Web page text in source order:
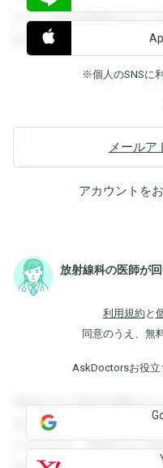
すると回答を閲覧するこ
覧することができます。
※個人のSNSに
メールア
アカウントを
放射線科の医師が
利用規約 と
同意のうえ、無
AskDoctorsお役立
登録すると回答を閲覧す
を閲覧することができま
ができます。登録すると